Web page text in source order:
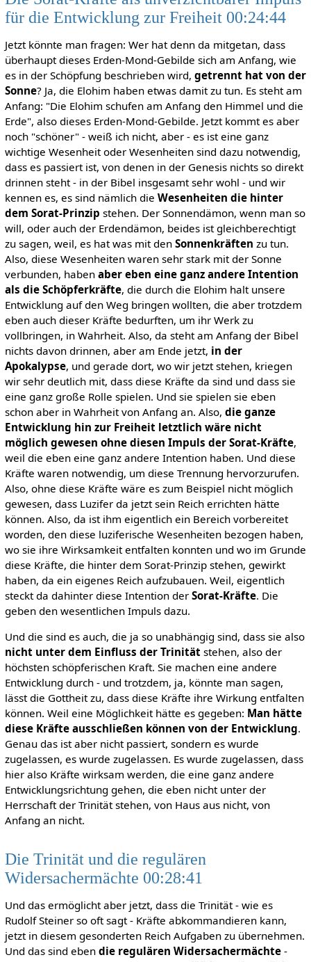
für die Entwicklung zur Freiheit 00:24:44
Jetzt könnte man fragen: Wer hat denn da mitgetan, dass
überhaupt dieses Erden-Mond-Gebilde sich am Anfang, wie
es in der Schöpfung beschrieben wird, getrennt hat von der
Sonne? Ja, die Elohim haben etwas damit zu tun. Es steht am
Anfang: "Die Elohim schufen am Anfang den Himmel und die
Erde", also dieses Erden-Mond-Gebilde. Jetzt kommt es aber
noch "schöner" - weiß ich nicht, aber - es ist eine ganz
wichtige Wesenheit oder Wesenheiten sind dazu notwendig,
dass es passiert ist, von denen in der Genesis nichts so direkt
drinnen steht - in der Bibel insgesamt sehr wohl - und wir
kennen es, es sind nämlich die Wesenheiten die hinter
dem Sorat-Prinzip stehen. Der Sonnendämon, wenn man so
will, oder auch der Erdendämon, beides ist gleichberechtigt
zu sagen, weil, es hat was mit den Sonnenkräften zu tun.
Also, diese Wesenheiten waren sehr stark mit der Sonne
verbunden, haben aber eben eine ganz andere Intention
als die Schöpferkräfte, die durch die Elohim halt unsere
Entwicklung auf den Weg bringen wollten, die aber trotzdem
eben auch dieser Kräfte bedurften, um ihr Werk zu
vollbringen, in Wahrheit. Also, da steht am Anfang der Bibel
nichts davon drinnen, aber am Ende jetzt, in der
Apokalypse, und gerade dort, wo wir jetzt stehen, kriegen
wir sehr deutlich mit, dass diese Kräfte da sind und dass sie
eine ganz große Rolle spielen. Und sie spielen sie eben
schon aber in Wahrheit von Anfang an. Also, die ganze
Entwicklung hin zur Freiheit letztlich wäre nicht
möglich gewesen ohne diesen Impuls der Sorat-Kräfte,
weil die eben eine ganz andere Intention haben. Und diese
Kräfte waren notwendig, um diese Trennung hervorzurufen.
Also, ohne diese Kräfte wäre es zum Beispiel nicht möglich
gewesen, dass Luzifer da jetzt sein Reich errichten hätte
können. Also, da ist ihm eigentlich ein Bereich vorbereitet
worden, den diese luziferische Wesenheiten bezogen haben,
wo sie ihre Wirksamkeit entfalten konnten und wo im Grunde
diese Kräfte, die hinter dem Sorat-Prinzip stehen, gewirkt
haben, da ein eigenes Reich aufzubauen. Weil, eigentlich
steckt da dahinter diese Intention der Sorat-Kräfte. Die
geben den wesentlichen Impuls dazu.
Und die sind es auch, die ja so unabhängig sind, dass sie also
nicht unter dem Einfluss der Trinitätstehen, also der
höchsten schöpferischen Kraft. Sie machen eine andere
Entwicklung durch - und trotzdem, ja, könnte man sagen,
lässt die Gottheit zu, dass diese Kräfte ihre Wirkung entfalten
können. Weil eine Möglichkeit hätte es gegeben: Man hätte
diese Kräfte ausschließen können von der Entwicklung.
Genau das ist aber nicht passiert, sondern es wurde
zugelassen, es wurde zugelassen. Es wurde zugelassen, dass
hier also Kräfte wirksam werden, die eine ganz andere
Entwicklungsrichtung gehen, die eben nicht unter der
Herrschaft der Trinität stehen, von Haus aus nicht, von
Anfang an nicht.
Die Trinität und die regulären
Widersachermächte 00:28:41
Und das ermöglicht aber jetzt, dass die Trinität - wie es
Rudolf Steiner so oft sagt - Kräfte abkommandieren kann,
jetzt in diesem gesonderten Reich Aufgaben zu übernehmen.
Und das sind eben die regulären Widersachermächte-